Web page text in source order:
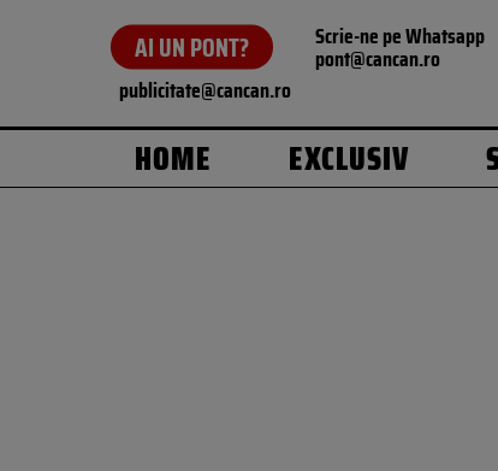
AI UN PONT? Scrie-ne pe Whatsapp
pont@cancan.ro
publicitate@cancan.ro
HOME EXCLUSIV